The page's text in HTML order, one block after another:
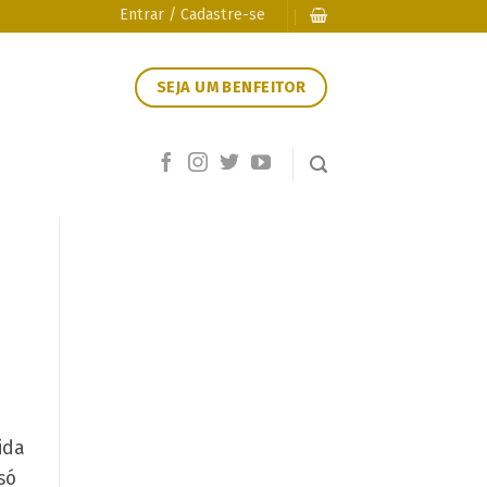
Entrar / Cadastre-se
SEJA UM BENFEITOR